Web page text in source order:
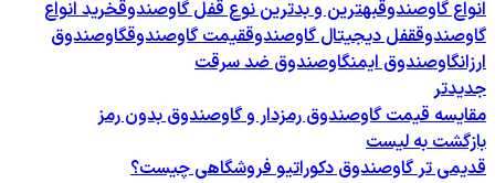
انواع گاوصندوقبهترین و بدترین نوع قفل گاوصندوقخرید انواع
گاوصندوققفل دیجیتال گاوصندوققیمت گاوصندوقگاوصندوق
ارزانگاوصندوق ایمنگاوصندوق ضد سرقت
جدیدتر
مقایسه قیمت گاوصندوق رمزدار و گاوصندوق بدون رمز
بازگشت به لیست
قدیمی تر گاوصندوق دکوراتیو فروشگاهی چیست؟